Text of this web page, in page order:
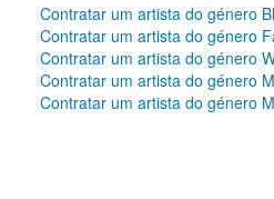
Contratar um artista do género
Contratar um artista do género
Contratar um artista do género
Contratar um artista do género
Contratar um artista do género